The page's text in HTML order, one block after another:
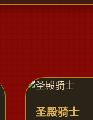
圣殿骑士